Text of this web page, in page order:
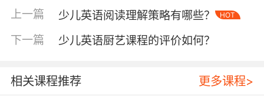
英语母语者的发音韵律呈现"重轻交替+连读吞
音"特征，而我国少儿受汉语单音节影响，常出
现"单词机器人"式发音。牛津大学应用语言学研
何"want to"常被读作"wanto"。
上一篇 少儿英语阅读理解策略有哪些？ HOT
下一篇 少儿英语厨艺课程的评价如何？
相关课程推荐 更多课程>